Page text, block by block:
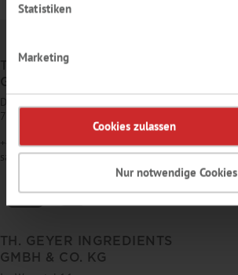
Statistiken
Marketing
Cookies zulassen
Nur notwendige Cookies
TH. GEYER
GMBH & CO. KG
Dornierstr. 4–6
71272 Renningen
+49 7159 1637-0
sales@thgeyer.de
TH. GEYER INGREDIENTS
GMBH & CO. KG